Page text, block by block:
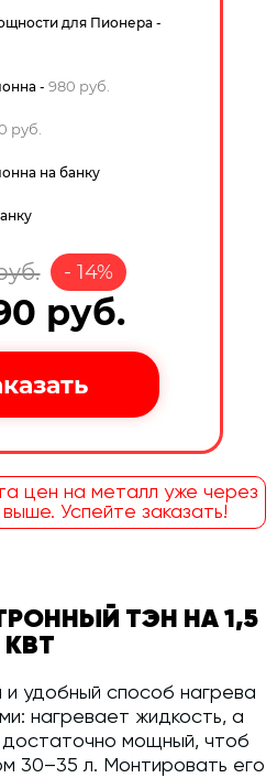
для Пионера -
- 980 руб.
руб.
на банку
-14%
руб.
цен на металл уже через
Успейте заказать!
ТЭН НА 1,5
КВТ
удобный способ нагрева
нагревает жидкость, а
мощный, чтоб
30–35 л. Монтировать его